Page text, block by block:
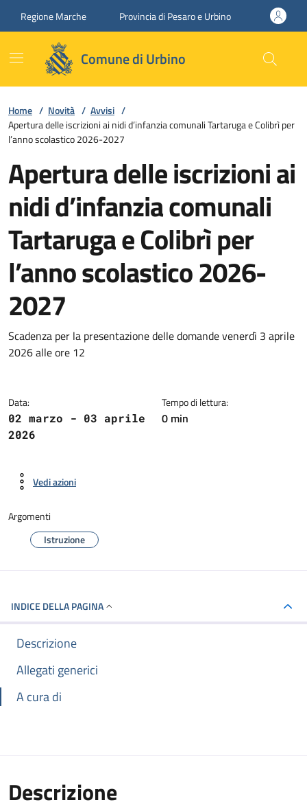
Regione Marche Provincia di Pesaro e Urbino
Comune di Urbino
Home / Novità / Avvisi /
Apertura delle iscrizioni ai nidi d’infanzia comunali Tartaruga e Colibrì per
l’anno scolastico 2026-2027
Apertura delle iscrizioni ai
nidi d’infanzia comunali
Tartaruga e Colibrì per
l’anno scolastico 2026-
2027
Dettagli della notizia
Scadenza per la presentazione delle domande venerdì 3 aprile
2026 alle ore 12
Data:
02 marzo - 03 aprile
2026
Tempo di lettura:
0 min
Vedi azioni
Argomenti
Istruzione
INDICE DELLA PAGINA
Descrizione
Allegati generici
A cura di
Descrizione